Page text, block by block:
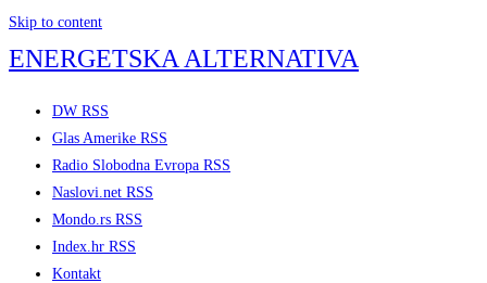
Skip to content
ENERGETSKA ALTERNATIVA
DW RSS
Glas Amerike RSS
Radio Slobodna Evropa RSS
Naslovi.net RSS
Mondo.rs RSS
Index.hr RSS
Kontakt